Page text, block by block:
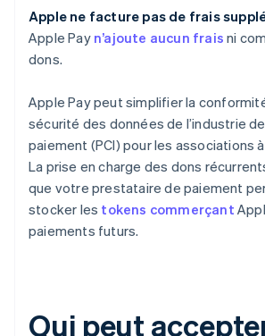
Apple ne facture pas de frais
Apple Pay n’ajoute aucun frais ni
dons.
Apple Pay peut simplifier la
sécurité des données de l’industrie
paiement (PCI) pour les associations
La prise en charge des dons
que votre prestataire de paiement
stocker les tokens commerçant
paiements futurs.
Qui peut